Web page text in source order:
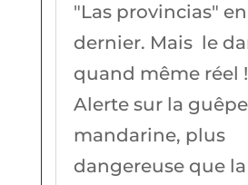
"Las provincias"
dernier. Mais le
quand même réel
Alerte sur la guêpe
mandarine, plus
dangereuse que la